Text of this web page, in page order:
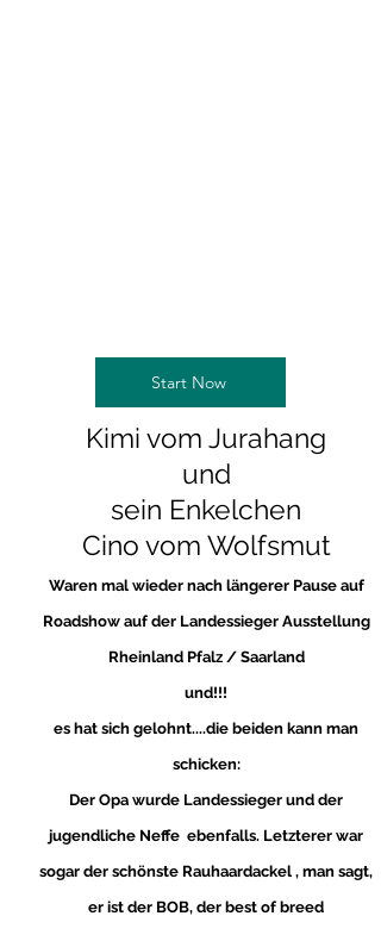
Start Now
Kimi vom Jurahang
und
sein Enkelchen
Cino vom Wolfsmut
Waren mal wieder nach längerer Pause auf
Roadshow auf der Landessieger Ausstellung
Rheinland Pfalz / Saarland
und!!!
es hat sich gelohnt....die beiden kann man
schicken:
Der Opa wurde Landessieger und der
jugendliche Neffe ebenfalls. Letzterer war
sogar der schönste Rauhaardackel , man sagt,
er ist der BOB, der best of breed